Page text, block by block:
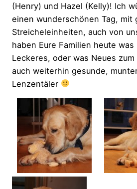
(Henry) und Hazel (Kelly)! Ich
einen wunderschönen Tag, mit
Streicheleinheiten, auch von
haben Eure Familien heute
Leckeres, oder was Neues zum
auch weiterhin gesunde,
Lenzentäler